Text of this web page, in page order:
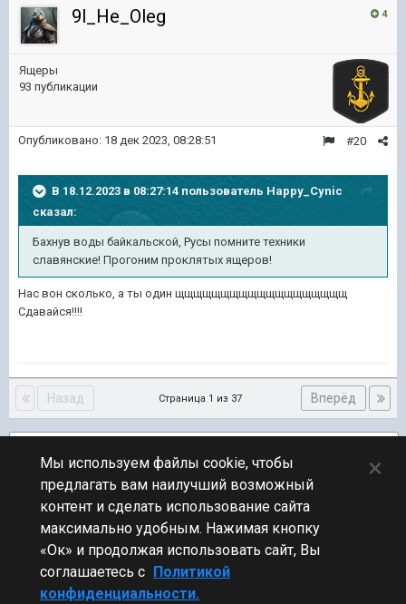
4
9l_He_Oleg
Ящеры
93 публикации
#20
Опубликовано: 18 дек 2023, 08:28:51
В 18.12.2023 в 08:27:14 пользователь Happy_Cynic
сказал:
Бахнув воды байкальской, Русы помните техники
славянские! Прогоним проклятых ящеров!
Нас вон сколько, а ты один щщщщщщщщщщщщщщщщщщщ
Сдавайся!!!!
Назад Вперёд
Страница 1 из 37
ПЕРЕЙТИ К СПИСКУ ТЕМ
Флудилка
Стиль
Мы используем файлы cookie, чтобы
предлагать вам наилучший возможный
контент и сделать использование сайта
максимально удобным. Нажимая кнопку
«Ок» и продолжая использовать сайт, Вы
соглашаетесь с Политикой
конфиденциальности.
×